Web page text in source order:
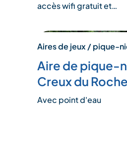
accès wifi gratuit et…
Aires de jeux / pique-
Aire de pique-
Creux du
Avec point d'eau